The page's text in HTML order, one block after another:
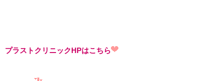
プラストクリニックHPはこちら